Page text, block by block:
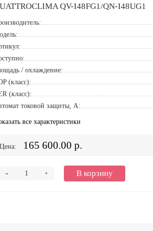
QV-I48FG1/QN-I48UG1
/ охлаждение:
(класс):
(класс):
токовой защиты, A:
все характеристики
Цена: 165 600.00 р.
+
- В корзину